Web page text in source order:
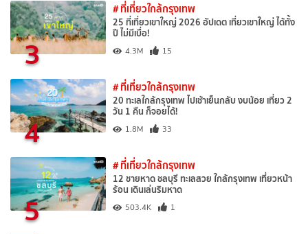
3
# ที่เที่ยวใกล้กรุงเทพ
25 ที่เที่ยวเขาใหญ่ 2026 อัปเดต เที่ยวเขาใหญ่ ได้ทั้ง
ปี ไม่มีเบื่อ!
4.3M 15
4
# ที่เที่ยวใกล้กรุงเทพ
20 ทะเลใกล้กรุงเทพ ไปเช้าเย็นกลับ งบน้อย เที่ยว 2
วัน 1 คืน ก็จอยได้!
1.8M 33
5
# ที่เที่ยวใกล้กรุงเทพ
12 ชายหาด ชลบุรี ทะเลสวย ใกล้กรุงเทพ เที่ยวหน้า
ร้อน เดินเล่นริมหาด
503.4K 1